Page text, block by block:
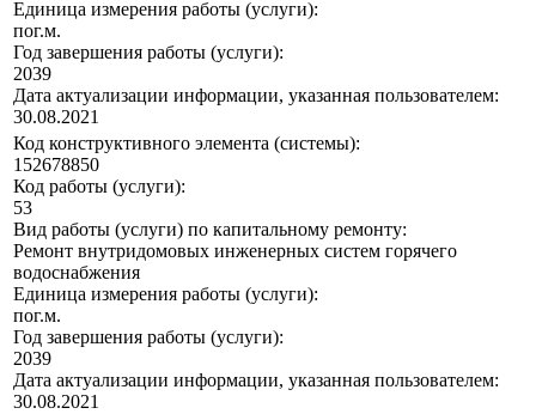
Единица измерения работы (услуги):
пог.м.
Год завершения работы (услуги):
2039
Дата актуализации информации, указанная пользователем:
30.08.2021
Код конструктивного элемента (системы):
152678850
Код работы (услуги):
53
Вид работы (услуги) по капитальному ремонту:
Ремонт внутридомовых инженерных систем горячего
водоснабжения
Единица измерения работы (услуги):
пог.м.
Год завершения работы (услуги):
2039
Дата актуализации информации, указанная пользователем:
30.08.2021